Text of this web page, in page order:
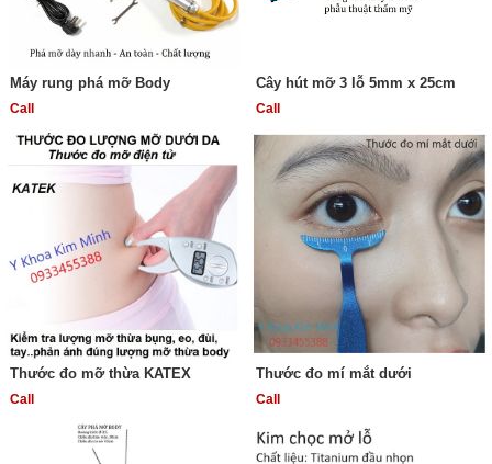
Máy rung phá mỡ Body
Call
Cây hút mỡ 3 lỗ 5mm x 25cm
Call
Thước đo mỡ thừa KATEX
Call
Thước đo mí mắt dưới
Call